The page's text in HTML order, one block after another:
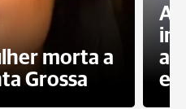
morta a
Grossa